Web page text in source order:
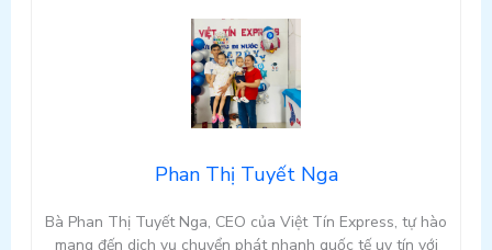
Phan Thị Tuyết Nga
Bà Phan Thị Tuyết Nga, CEO của Việt Tín Express, tự hào
mang đến dịch vụ chuyển phát nhanh quốc tế uy tín với